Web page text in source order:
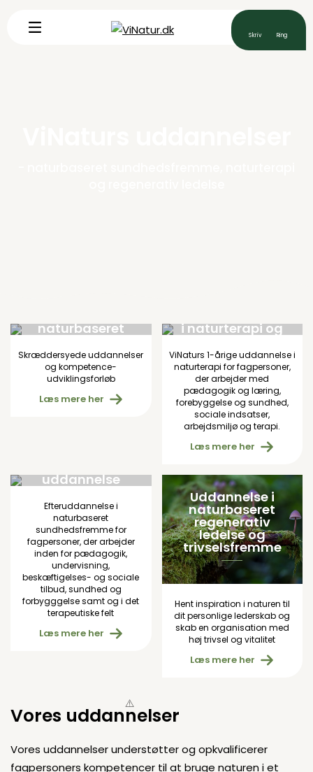
naturbaseret
sundhedsfremme
Skræddersyede uddannelser
og kompetence­
udviklingsforløb
Læs mere her
i naturterapi og
trivselsfremme
ViNaturs 1-årige uddannelse i
naturterapi for fagpersoner,
der arbejder med
pædagogik og læring,
forebyggelse og sundhed,
sociale indsatser,
arbejdsmiljø og terapi.
Læs mere her
uddannelse
Efteruddannelse i
naturbaseret
sundhedsfremme for
fagpersoner, der arbejder
inden for pædagogik,
undervisning,
beskæftigelses- og sociale
tilbud, sundhed og
forbygggelse samt og i det
terapeutiske felt
Læs mere her
Uddannelse i
naturbaseret
regenerativ
ledelse og
trivselsfremme
Hent inspiration i naturen til
dit personlige lederskab og
skab en organisation med
høj trivsel og vitalitet
Læs mere her
Vores uddannelser
Vores uddannelser understøtter og opkvalificerer
fagpersoners kompetencer til at bruge naturen i et